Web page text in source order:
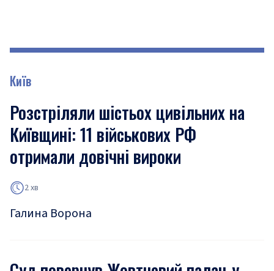
Київ
Розстріляли шістьох цивільних на
Київщині: 11 військових РФ
отримали довічні вироки
2 хв
Галина Ворона